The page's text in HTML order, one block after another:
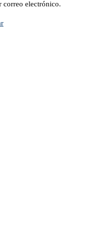
correo electrónico.